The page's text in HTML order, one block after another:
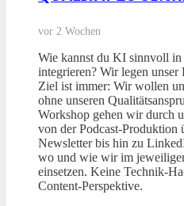
vor 2 Wochen
Wie kannst du KI sinnvoll
integrieren? Wir legen
Ziel ist immer: Wir wollen
ohne unseren
Workshop gehen wir durch
von der Podcast-Produktion
Newsletter bis hin zu
wo und wie wir im
einsetzen. Keine Technik-
Content-Perspektive.